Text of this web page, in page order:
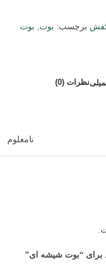
برچسب: بوت
بوت
نظرات (0)
نامعلوم
برای “بوت شیشه ای”